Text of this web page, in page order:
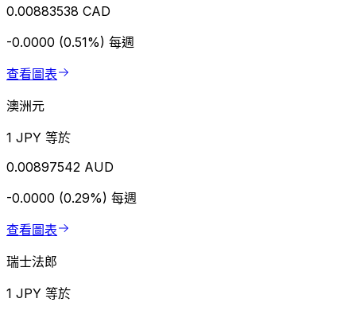
0.00883538 CAD
-0.0000 (0.51%) 每週
查看圖表
澳洲元
1 JPY 等於
0.00897542 AUD
-0.0000 (0.29%) 每週
查看圖表
瑞士法郎
1 JPY 等於